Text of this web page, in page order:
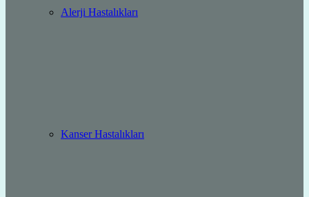
Alerji Hastalıkları
Kanser Hastalıkları